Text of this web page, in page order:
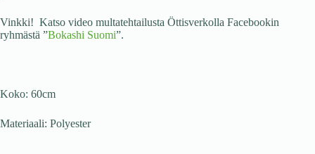
Vinkki! Katso video multatehtailusta Öttisverkolla Facebookin
ryhmästä ”Bokashi Suomi”.
Koko: 60cm
Materiaali: Polyester